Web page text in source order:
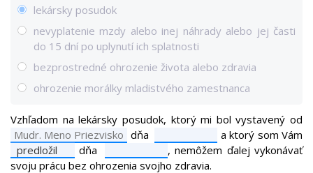
lekársky posudok
nevyplatenie mzdy alebo inej náhrady alebo jej časti
do 15 dní po uplynutí ich splatnosti
bezprostredné ohrozenie života alebo zdravia
ohrozenie morálky mladistvého zamestnanca
Vzhľadom na lekársky posudok, ktorý mi bol vystavený od
dňa
a ktorý som Vám
predložil
dňa
, nemôžem ďalej vykonávať
svoju prácu bez ohrozenia svojho zdravia.